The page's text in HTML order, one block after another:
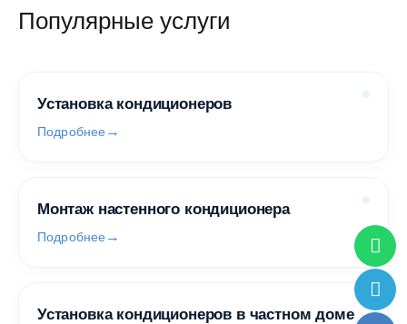
Популярные услуги
Установка кондиционеров
Подробнее
Монтаж настенного кондиционера
Подробнее
Установка кондиционеров в частном доме